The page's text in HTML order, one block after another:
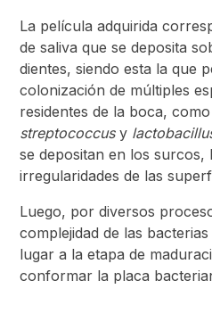
La película adquirida
de saliva que se deposita
dientes, siendo esta la que
colonización de múltiples
residentes de la boca,
streptococcusy
se depositan en los surcos,
irregularidades de las
Luego, por diversos
complejidad de las
lugar a la etapa de
conformar la placa